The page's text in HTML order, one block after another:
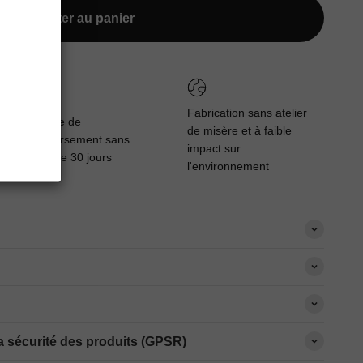
Ajouter au panier
Garantie de
remboursement sans
stress de 30 jours
Fabrication sans atelier
de misère et à faible
impact sur
l'environnement
sécurité des produits (GPSR)